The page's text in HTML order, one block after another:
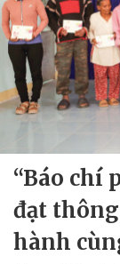
“Báo chí
đạt
hành